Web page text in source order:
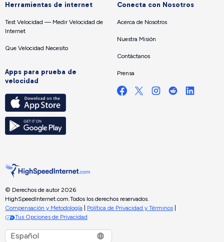
Herramientas de internet
Test Velocidad — Medir Velocidad de
Internet
Que Velocidad Necesito
Apps para prueba de
velocidad
Conecta con Nosotros
Acerca de Nosotros
Nuestra Misión
Contáctanos
Prensa
© Derechos de autor 2026
HighSpeedInternet.com. Todos los derechos reservados.
Compensación y Metodología
Política de Privacidad y Términos
Tus Opciones de Privacidad